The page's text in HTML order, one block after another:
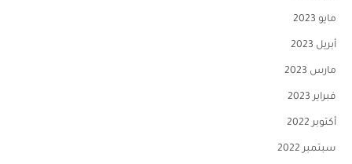
مايو 2023
أبريل 2023
مارس 2023
فبراير 2023
أكتوبر 2022
سبتمبر 2022